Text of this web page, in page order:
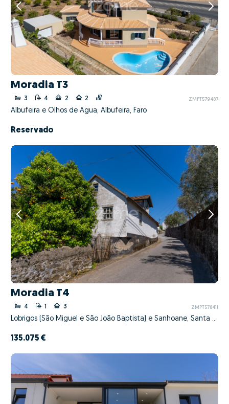
Moradia T3
3 4 2 2 ZMPT579487
Albufeira e Olhos de Água, Albufeira, Faro
Reservado
Moradia T4
4 3 ZMPT578411
Lobrigos (São Miguel e São João Baptista) e Sanhoane, Santa Marta de Penaguião, Vila Real
135.075 €